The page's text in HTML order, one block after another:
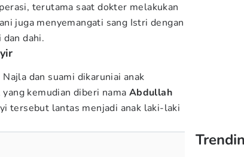
terutama saat dokter melakukan
juga menyemangati sang Istri dengan
dahi.
dan suami dikaruniai anak
kemudian diberi nama Abdullah
tersebut lantas menjadi anak laki-laki